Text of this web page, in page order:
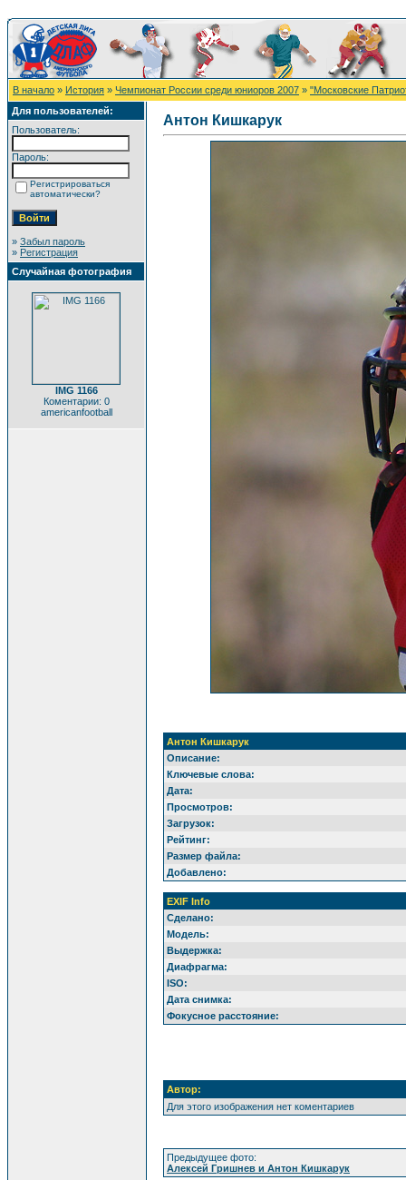
В начало » История » Чемпионат России среди юниоров 2007 » "Московские
Для пользователей:
Пользователь:
Пароль:
Регистрироваться
автоматически?
» Забыл пароль
» Регистрация
Случайная фотография
IMG 1166
Коментарии: 0
americanfootball
Антон Кишкарук
Антон Кишкарук
Описание:
Ключевые слова:
Дата:
Просмотров:
Загрузок:
Рейтинг:
Размер файла:
Добавлено:
EXIF Info
Сделано:
Модель:
Выдержка:
Диафрагма:
ISO:
Дата снимка:
Фокусное расстояние:
Автор:
Для этого изображения нет коментариев
Предыдущее фото:
Алексей Гришнев и Антон Кишкарук